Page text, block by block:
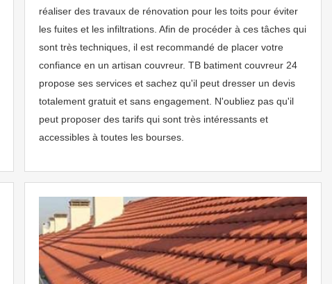
réaliser des travaux de rénovation pour les toits pour éviter
les fuites et les infiltrations. Afin de procéder à ces tâches qui
sont très techniques, il est recommandé de placer votre
confiance en un artisan couvreur. TB batiment couvreur 24
propose ses services et sachez qu'il peut dresser un devis
totalement gratuit et sans engagement. N'oubliez pas qu'il
peut proposer des tarifs qui sont très intéressants et
accessibles à toutes les bourses.